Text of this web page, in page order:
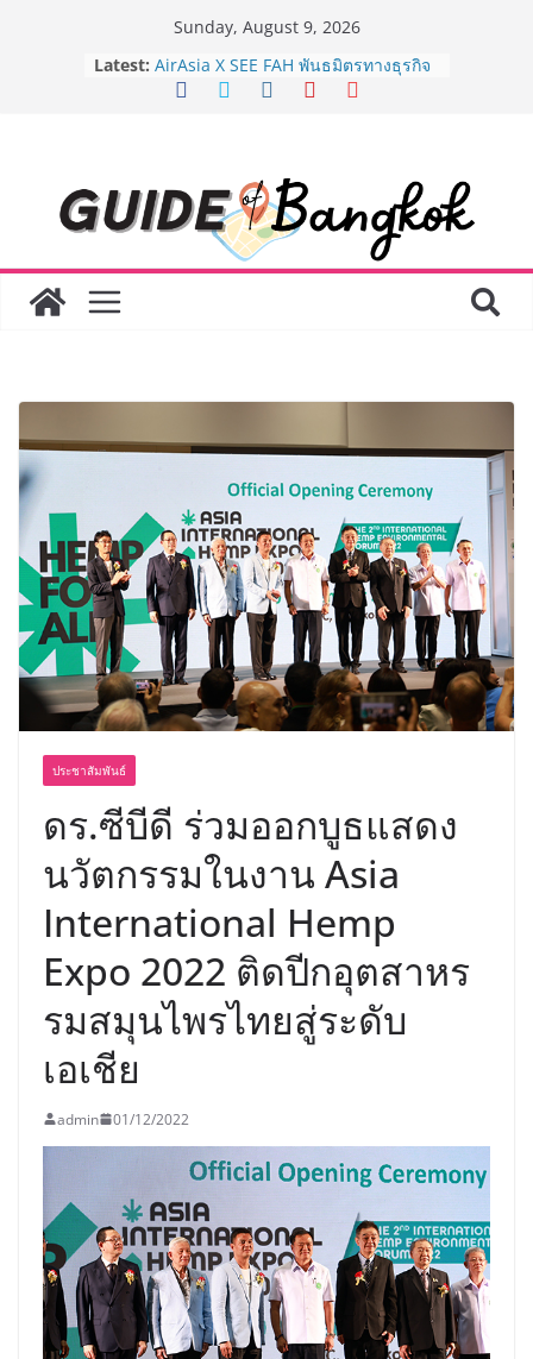
Sunday, August 9, 2026
Latest: AirAsia X SEE FAH พันธมิตรทางธุรกิจ
ยาวนานกว่า 20 ปี ต่อยอดเสิร์ฟความ
“BIO TRADE CONNECT 2026” ยก
ระดับผลิตภัณฑ์ท้องถิ่นสู่ตลาดเชิง
พาณิชย์อย่างยั่งยืน
LORDNINE จัดศึกคนดังสายเกม ไทย
ปะทะ ฟิลิปปินส์ ใน “Rise of the Tenth
ได้เตรียมนักเรียนเพียงเพื่อก้าวเข้าสู่
เขาให้พร้อมเป็นผู้กำหนดอนาคต”
ประเทศ จัดประชุมใหญ่แห่งปี พบ CEO
“ดร.ปิยะวัฒน์” ถ่ายทอดวิสัยทัศน์ธุรกิจ
พร้อมฟรีคอนเสิร์ต “โชค รถแห่” ยกวง
ประชาสัมพันธ์
ดร.ซีบีดี ร่วมออกบูธแสดง
นวัตกรรมในงาน Asia
International Hemp
Expo 2022 ติดปีกอุตสาหร
รมสมุนไพรไทยสู่ระดับ
เอเชีย
admin 01/12/2022